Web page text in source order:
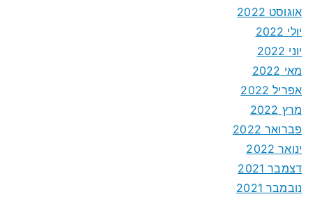
אוגוסט 2022
יולי 2022
יוני 2022
מאי 2022
אפריל 2022
מרץ 2022
פברואר 2022
ינואר 2022
דצמבר 2021
נובמבר 2021